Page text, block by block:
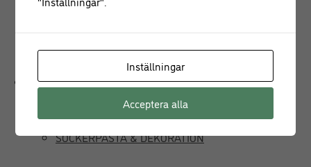
Delikatesser
SOCKERPASTA & DEKORATION
Inställningar
Acceptera alla